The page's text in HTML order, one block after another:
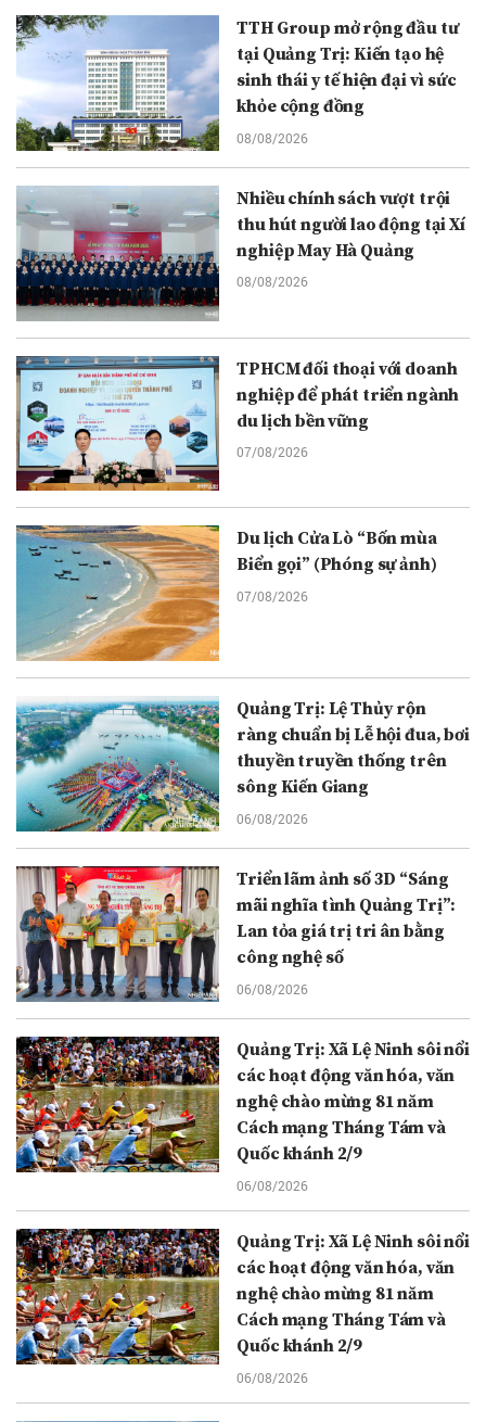
TTH Group mở rộng đầu tư
tại Quảng Trị: Kiến tạo hệ
sinh thái y tế hiện đại vì sức
khỏe cộng đồng
08/08/2026
Nhiều chính sách vượt trội
thu hút người lao động tại Xí
nghiệp May Hà Quảng
08/08/2026
TPHCM đối thoại với doanh
nghiệp để phát triển ngành
du lịch bền vững
07/08/2026
Du lịch Cửa Lò “Bốn mùa
Biển gọi” (Phóng sự ảnh)
07/08/2026
Quảng Trị: Lệ Thủy rộn
ràng chuẩn bị Lễ hội đua, bơi
thuyền truyền thống trên
sông Kiến Giang
06/08/2026
Triển lãm ảnh số 3D “Sáng
mãi nghĩa tình Quảng Trị”:
Lan tỏa giá trị tri ân bằng
công nghệ số
06/08/2026
Quảng Trị: Xã Lệ Ninh sôi nổi
các hoạt động văn hóa, văn
nghệ chào mừng 81 năm
Cách mạng Tháng Tám và
Quốc khánh 2/9
06/08/2026
Quảng Trị: Xã Lệ Ninh sôi nổi
các hoạt động văn hóa, văn
nghệ chào mừng 81 năm
Cách mạng Tháng Tám và
Quốc khánh 2/9
06/08/2026